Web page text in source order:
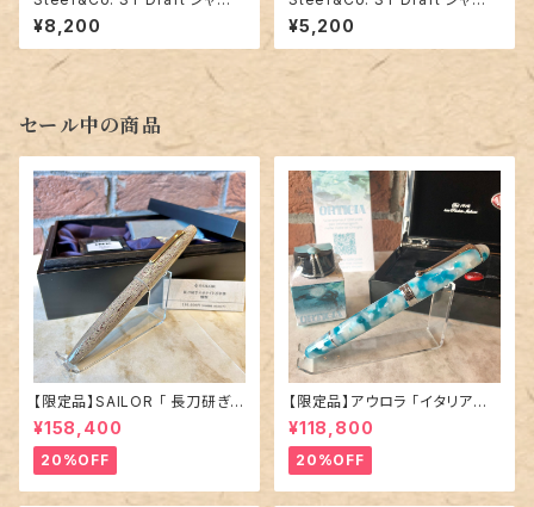
プ芯ケース 【 クラッシュアクリル
グリーンブラウン（ステンレス） 】
¥8,200
プ芯ケース 【 楢 ナラ （ステンレ
ス） 】
¥5,200
セール中の商品
【限定品】SAILOR 「 長刀研ぎ
エボナイト 万年筆 〜憧憬〜 」
／M（中字）／21金ペン先
¥158,400
20%OFF
【限定品】アウロラ 「イタリア神
秘の旅・オルティジア 万年筆」／
字幅EF
¥118,800
20%OFF